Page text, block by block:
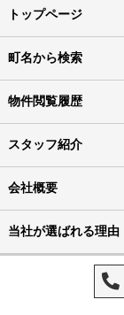
トップページ
町名から検索
物件閲覧履歴
スタッフ紹介
会社概要
当社が選ばれる理由